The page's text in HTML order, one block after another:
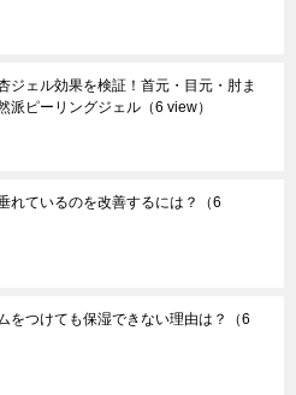
ジェル効果を検証！首元・目元・肘ま
派ピーリングジェル （6 view）
れているのを改善するには？
（6
をつけても保湿できない理由は？
（6